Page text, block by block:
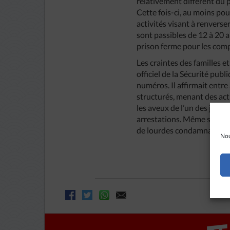
Cette fois-ci, au moins
activités visant à
sont passibles de 12 à 20
prison ferme pour les
Les craintes des familles
officiel de la Sécurité
numéros. Il affirmait entre
structurés, menant des
les aveux de l’un des
arrestations. Même si
de lourdes condamnations.